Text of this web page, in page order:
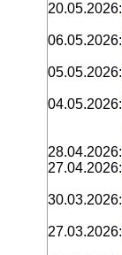
20.05.2026:
06.05.2026:
05.05.2026:
04.05.2026:
28.04.2026:
27.04.2026:
30.03.2026:
27.03.2026: